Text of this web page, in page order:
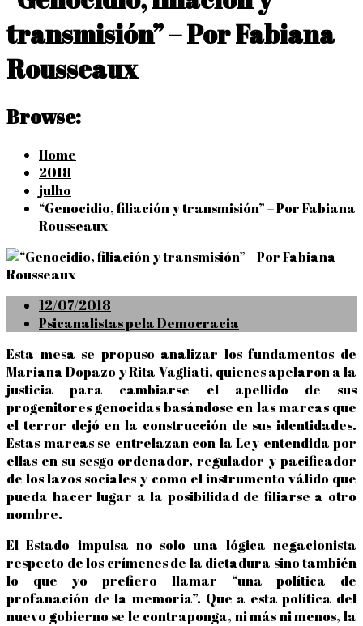
transmisión” – Por Fabiana
Rousseaux
Browse:
Home
2018
julho
“Genocidio, filiación y transmisión” – Por Fabiana
Rousseaux
Posted
on
12/07/2018
Psicanalistas pela Democracia
Esta mesa se propuso analizar los fundamentos de
Mariana Dopazo y Rita Vagliati, quienes apelaron a la
justicia para cambiarse el apellido de sus
progenitores genocidas basándose en las marcas que
el terror dejó en la construcción de sus identidades.
Estas marcas se entrelazan con la Ley entendida por
ellas en su sesgo ordenador, regulador y pacificador
de los lazos sociales y como el instrumento válido que
pueda hacer lugar a la posibilidad de filiarse a otro
nombre.
El Estado impulsa no solo una lógica negacionista
respecto de los crímenes de la dictadura sino también
lo que yo prefiero llamar “una política de
profanación de la memoria”. Que a esta política del
nuevo gobierno se le contraponga, ni más ni menos, la